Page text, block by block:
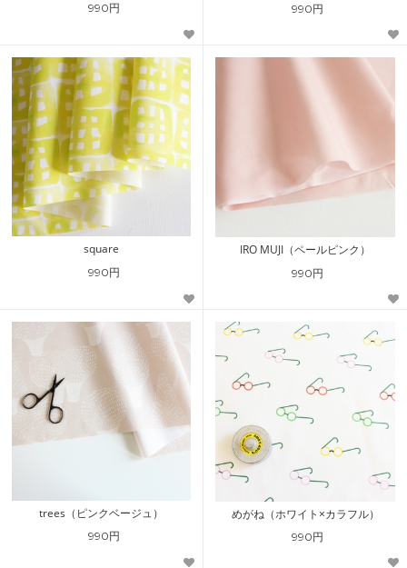
990円 990円
square
990円
IRO MUJI（ペールピンク）
990円
trees（ピンクベージュ）
990円
めがね（ホワイト×カラフル）
990円